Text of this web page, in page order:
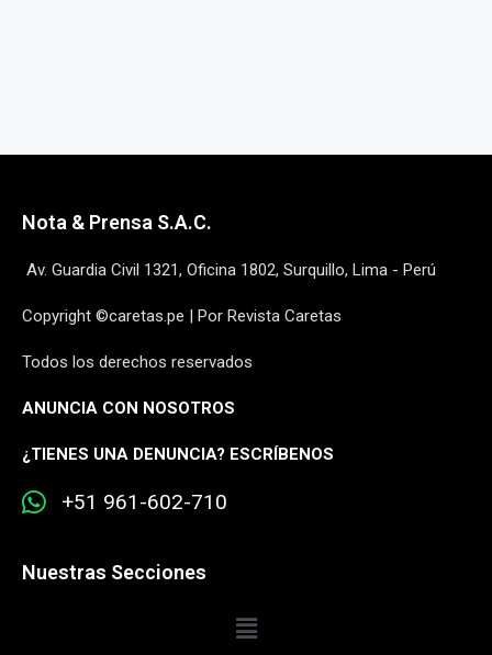
Nota & Prensa S.A.C.
Av. Guardia Civil 1321, Oficina 1802, Surquillo, Lima - Perú
Copyright ©caretas.pe | Por Revista Caretas
Todos los derechos reservados
ANUNCIA CON NOSOTROS
¿TIENES UNA DENUNCIA? ESCRÍBENOS
+51 961-602-710
Nuestras Secciones